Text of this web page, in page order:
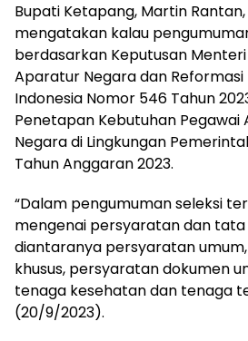
Bupati Ketapang, Martin Rantan,
mengatakan kalau
berdasarkan Keputusan
Aparatur Negara dan Reformasi
Indonesia Nomor 546 Tahun
Penetapan Kebutuhan Pegawai
Negara di Lingkungan
Tahun Anggaran 2023.
“Dalam pengumuman seleksi
mengenai persyaratan dan
diantaranya persyaratan
khusus, persyaratan dokumen
tenaga kesehatan dan tenaga
(20/9/2023).